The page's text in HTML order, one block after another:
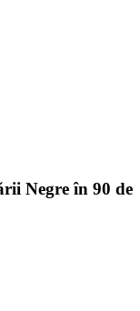
Negre în 90 de